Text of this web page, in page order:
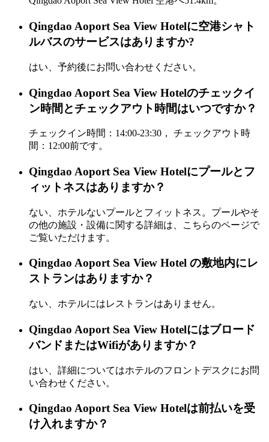
Qingdao Aoport Sea View Hotelに空港シャト
ルバスのサービスはありますか?
はい、予約後にお問い合わせください。
Qingdao Aoport Sea View Hotelのチェックイ
ン時間とチェックアウト時間はいつですか？
チェックイン時間：14:00-23:30， チェックアウト時
間：12:00前です。
Qingdao Aoport Sea View Hotelにプールとフ
ィットネスはありますか？
ない、ホテルないプールとフィットネス。プールやそ
の他の施設・設備に関する詳細は、こちらのページで
ご覧いただけます。
Qingdao Aoport Sea View Hotel の敷地内にレ
ストランはありますか？
ない、ホテルにはレストランはありません。
Qingdao Aoport Sea View Hotelにはブロード
バンドまたはWifiがありますか？
はい、詳細についてはホテルのフロントデスクにお問
い合わせください。
Qingdao Aoport Sea View Hotelは前払いを受
け入れますか？